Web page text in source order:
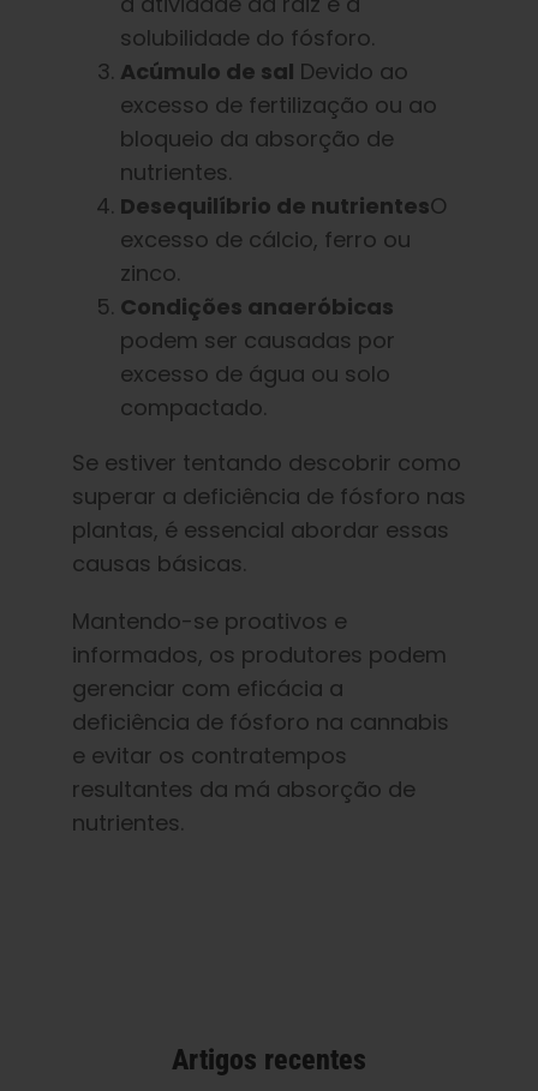
solubilidade do fósforo.
Acúmulo de sal Devido ao
excesso de fertilização ou ao
bloqueio da absorção de
nutrientes.
Desequilíbrio de nutrientesO
excesso de cálcio, ferro ou
zinco.
Condições anaeróbicas
podem ser causadas por
excesso de água ou solo
compactado.
Se estiver tentando descobrir como
superar a deficiência de fósforo nas
plantas, é essencial abordar essas
causas básicas.
Mantendo-se proativos e
informados, os produtores podem
gerenciar com eficácia a
deficiência de fósforo na cannabis
e evitar os contratempos
resultantes da má absorção de
nutrientes.
Artigos recentes